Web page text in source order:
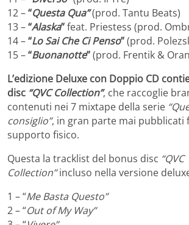
12 –“Questa Qua”(prod. Tantu Beats)
13 –“Alaska”feat. Priestess (prod.
14 –“Lo Sai Che Ci Penso”(prod.
15 –“Buonanotte”(prod. Frentik &
L’edizione Deluxe con Doppio CD
disc “QVC Collection”, che raccoglie
contenuti nei 7 mixtape della serie
consiglio”, in gran parte mai pubblicati
supporto fisico.
Questa la tracklist del bonus disc “QVC
Collection”incluso nella versione
1 – “Me Basta Questo”
2 – “Out of My Way”